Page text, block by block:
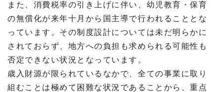
また、消費税率の引き上げに伴い、幼児教育・保育
の無償化が来年十月から国主導で行われることとな
っています。その制度設計については未だ明らかに
されておらず、地方への負担も求められる可能性も
否定できない状況となっています。
歳入財源が限られているなかで、全ての事業に取り
組むことは極めて困難な状況であることから、重点